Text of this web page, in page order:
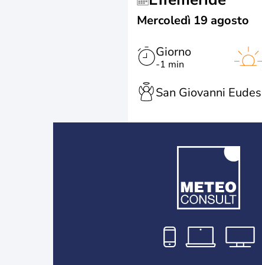
Mercoledì 19 agosto
Giorno
-1 min
San Giovanni Eudes